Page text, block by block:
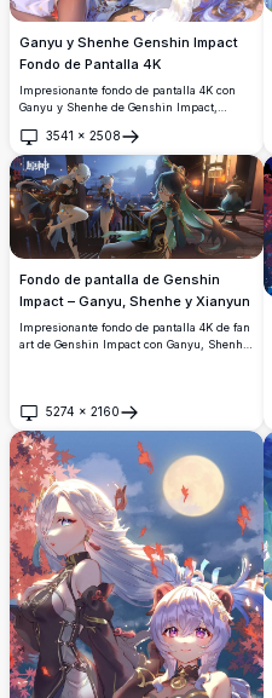
Ganyu y Shenhe Genshin Impact
Fondo de Pantalla 4K
Impresionante fondo de pantalla 4K con
Ganyu y Shenhe de Genshin Impact,
inspiración china rodeadas de pétalos de
cerezo en flor, en un sereno estilo de arte
anime de alta resolución.
3541 × 2508
Abrir
Fondo de pantalla de Genshin
Impact – Ganyu, Shenhe y Xianyun
Impresionante fondo de pantalla 4K de fan
art de Genshin Impact con Ganyu, Shenhe
linternas, arquitectura y una brillante luna
llena de fondo.
5274 × 2160
Abrir